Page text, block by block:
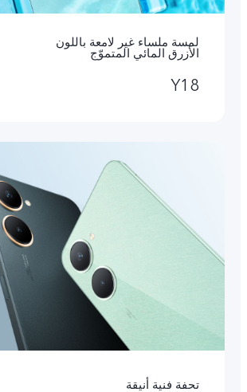
لمسة ملساء غير لامعة باللون
الأزرق المائي المتموّج
Y18
تحفة فنية أنيقة